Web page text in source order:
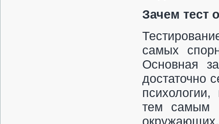
Зачем тест
самых
Основная
достаточно
тем самым
окружающих.